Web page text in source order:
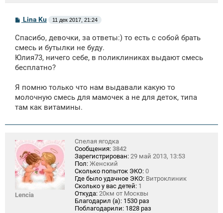
С
б
щ
н
и
Lina Ku 11 дек 2017, 21:24
Спасибо, девочки, за ответы:) то есть с собой брать
смесь и бутылки не буду.
Юлия73, ничего себе, в поликлиниках выдают смесь
бесплатно?
Я помню только что нам выдавали какую то
молочную смесь для мамочек а не для деток, типа
там как витамины.
Lencia
Спелая ягодка
Сообщения: 3842
Зарегистрирован: 29 май 2013, 13:53
Пол: Женский
Сколько попыток ЭКО: 0
Где было удачное ЭКО: Витроклиник
Сколько у вас детей: 1
Откуда: 20км от Москвы
Благодарил (а): 1530 раз
Поблагодарили: 1828 раз